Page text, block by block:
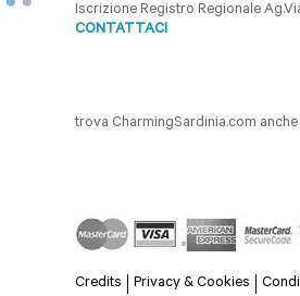
Iscrizione Registro Regionale
CONTATTACI
trova CharmingSardinia.com
Credits Privacy & Cookies